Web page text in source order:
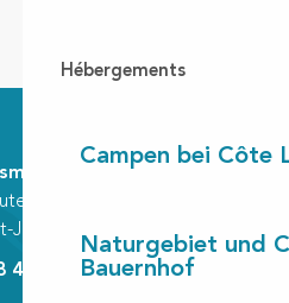
Hébergements
Campen bei Côte
Naturgebiet und
Bauernhof
Communautaire
des Lacs
Julien-en-Born
42 89 80